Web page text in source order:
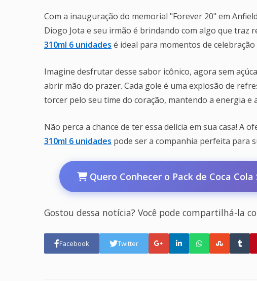
Com a inauguração do memorial "Forever 20" em
Diogo Jota e seu irmão é brindando com algo que traz
310ml 6 unidades é ideal para momentos de
Imagine desfrutar desse sabor icônico, agora sem
abrir mão do prazer. Cada gole é uma explosão de
torcer pelo seu time do coração, mantendo a energia e
Não perca a chance de ter essa delícia em sua casa! A
310ml 6 unidades pode ser a companhia perfeita para
Quero Conhecer o Pack de Coca
Gostou dessa notícia? Você pode compartilhá-la
Facebook Twitter